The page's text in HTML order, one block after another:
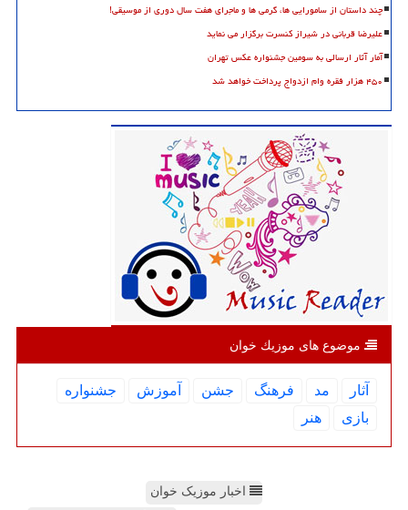
چند داستان از سامورایی ها، گرمی ها و ماجرای هفت سال دوری از موسیقی!
علیرضا قربانی در شیراز کنسرت برگزار می نماید
آمار آثار ارسالی به سومین جشنواره عکس تهران
۴۵۰ هزار فقره وام ازدواج پرداخت خواهد شد
موضوع های موزیك خوان
آثار مد فرهنگ جشن آموزش
جشنواره
بازی
هنر
اخبار موزیک خوان